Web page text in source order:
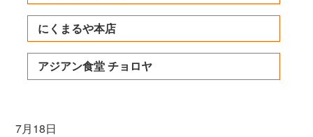
にくまるや本店
アジアン食堂 チョロヤ
7月18日